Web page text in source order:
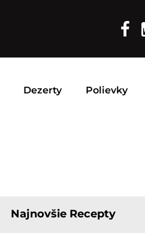
Dezerty Polievky
Najnovšie Recepty